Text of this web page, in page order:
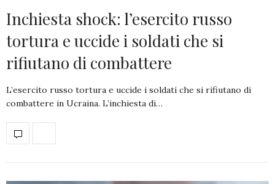
Inchiesta shock: l’esercito russo
tortura e uccide i soldati che si
rifiutano di combattere
L’esercito russo tortura e uccide i soldati che si rifiutano di
combattere in Ucraina. L’inchiesta di…